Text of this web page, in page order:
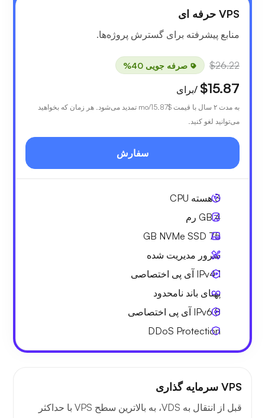
VPS حرفه ای
منابع پیشرفته برای گسترش پروژه‌ها.
$26.22 صرفه جویی 40%
$15.87 /برای
به مدت ۲ سال با قیمت $15.87
/mo تمدید می‌شود. هر زمان که بخواهید
می‌توانید لغو کنید.
سفارش
3هسته CPU
4 GB
رم
75 GB
NVMe SSD
سرور مدیریت شده
1 IPv4
آی پی اختصاصی
پهنای باند نامحدود
8 IPv6
آی پی اختصاصی
DDoS Protection
VPS سرمایه گذاری
قبل از انتقال به VDS، به بالاترین سطح VPS با حداکثر